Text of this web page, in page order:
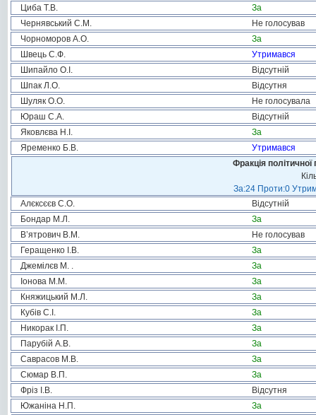
Циба Т.В.
За
Чернявський С.М.
Не голосував
Чорноморов А.О.
За
Швець С.Ф.
Утримався
Шипайло О.І.
Відсутній
Шпак Л.О.
Відсутня
Шуляк О.О.
Не голосувала
Юраш С.А.
Відсутній
Яковлєва Н.І.
За
Яременко Б.В.
Утримався
Фракція
За:24 Проти:0
Алєксєєв С.О.
Відсутній
Бондар М.Л.
За
В’ятрович В.М.
Не голосував
Геращенко І.В.
За
Джемілєв М. .
За
Іонова М.М.
За
Княжицький М.Л.
За
Кубів С.І.
За
Никорак І.П.
За
Парубій А.В.
За
Саврасов М.В.
За
Сюмар В.П.
За
Фріз І.В.
Відсутня
Южаніна Н.П.
За